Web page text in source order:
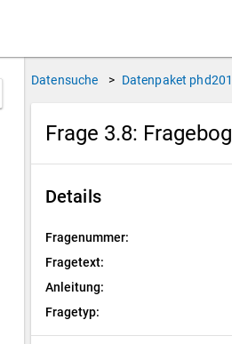
Datensuche > Datenpaket
Frage 3.8:
Details
Fragenummer:
Fragetext:
Anleitung:
Fragetyp: